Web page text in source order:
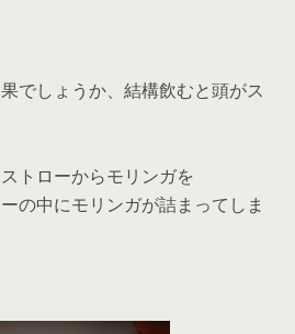
でしょうか、結構飲むと頭がス
トローからモリンガを
の中にモリンガが詰まってしま